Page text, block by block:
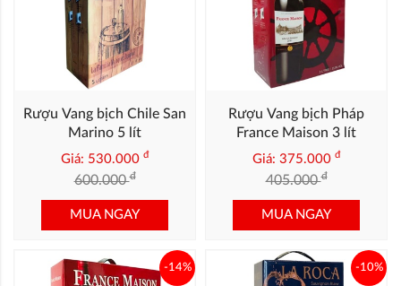
Rượu Vang bịch Chile San
Marino 5 lít
Giá: 530.000 đ
600.000đ
MUA NGAY
Rượu Vang bịch Pháp
France Maison 3 lít
Giá: 375.000 đ
405.000đ
MUA NGAY
-14% -10%